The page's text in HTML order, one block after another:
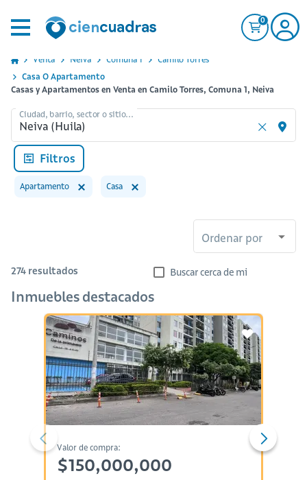
0
Venta Neiva Comuna 1
Camilo Torres
Casa O Apartamento
Casas y Apartamentos en Venta en Camilo Torres, Comuna 1, Neiva
Ciudad, barrio, sector o sitio...
Filtros
Apartamento Casa
Ordenar por
274 resultados Buscar cerca de mi
Inmuebles destacados
Valor de compra:
$150,000,000
Valor